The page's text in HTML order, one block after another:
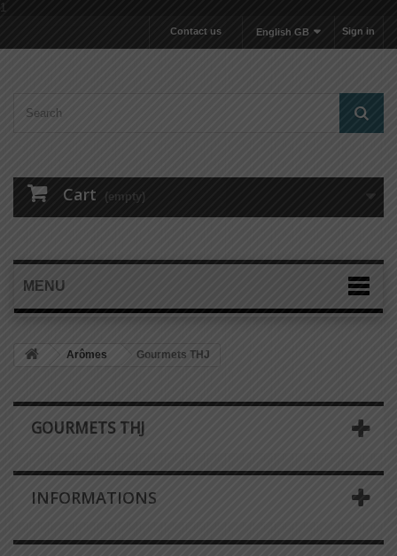
1
Sign in
English GB
Contact us
Cart (empty)
MENU
Arômes Gourmets THJ
GOURMETS THJ
INFORMATIONS